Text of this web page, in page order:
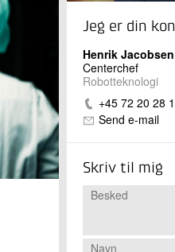
Jeg er din
Henrik Jacobsen
Centerchef
Robotteknologi
+45 72 20 28
Send e-mail
Skriv til mig